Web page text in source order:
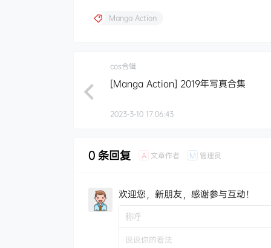
Manga Action
cos合辑
[Manga Action] 2019年写真合集
2023-3-10 17:06:43
0 条回复 A 文章作者 M 管理员
欢迎您，新朋友，感谢参与互动！